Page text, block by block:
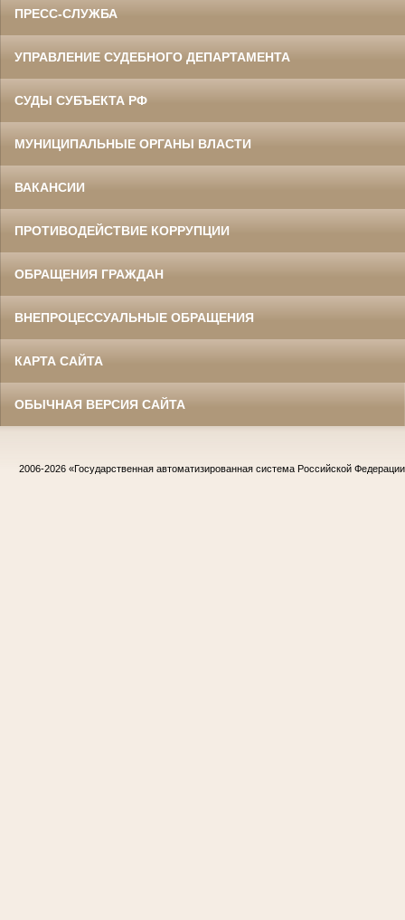
ПРЕСС-СЛУЖБА
УПРАВЛЕНИЕ СУДЕБНОГО ДЕПАРТАМЕНТА
СУДЫ СУБЪЕКТА РФ
МУНИЦИПАЛЬНЫЕ ОРГАНЫ ВЛАСТИ
ВАКАНСИИ
ПРОТИВОДЕЙСТВИЕ КОРРУПЦИИ
ОБРАЩЕНИЯ ГРАЖДАН
ВНЕПРОЦЕССУАЛЬНЫЕ ОБРАЩЕНИЯ
КАРТА САЙТА
ОБЫЧНАЯ ВЕРСИЯ САЙТА
2006-2026 «Государственная автоматизированная система Российской